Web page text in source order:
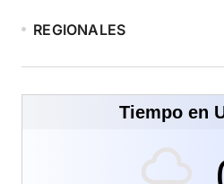
REGIONALES
Tiempo en